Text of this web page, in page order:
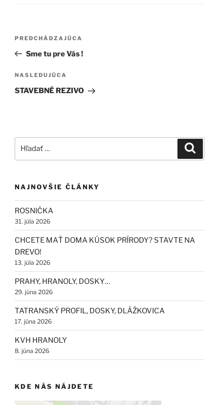
Navigácia
článku
Predchádzajúci
článok
PREDCHÁDZAJÚCA
Sme tu pre Vás !
Ďalší
článok
NASLEDUJÚCA
STAVEBNÉ REZIVO
NAJNOVŠIE ČLÁNKY
ROSNIČKA
31. júla 2026
CHCETE MAŤ DOMA KÚSOK PRÍRODY? STAVTE NA
DREVO!
13. júla 2026
PRAHY, HRANOLY, DOSKY…
29. júna 2026
TATRANSKÝ PROFIL, DOSKY, DLÁŽKOVICA
17. júna 2026
KVH HRANOLY
8. júna 2026
KDE NÁS NÁJDETE